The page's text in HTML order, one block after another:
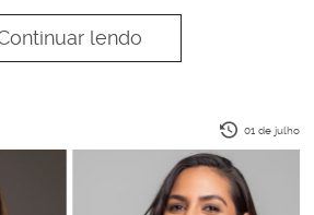
lendo
01 de julho